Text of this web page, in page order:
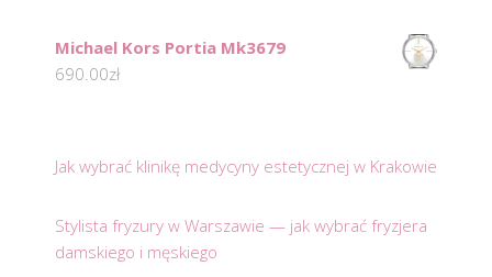
Michael Kors Portia Mk3679
690.00zł
Jak wybrać klinikę medycyny estetycznej w Krakowie
Stylista fryzury w Warszawie — jak wybrać fryzjera
damskiego i męskiego